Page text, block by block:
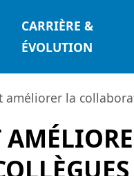
CARRIÈRE &
ÉVOLUTION
la